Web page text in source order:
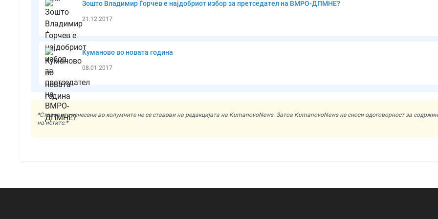
Зошто Владимир Ѓорчев е најдобриот избор за претседател на ВМРО-ДПМНЕ?
21.12.2017
Куманово во новата година
08.01.2017
*Ставовите изнесени во колумните не се ставови на редакцијата на KumanovoNews. Затоа KumanovoNews не сноси одоговорност за
на истите.*